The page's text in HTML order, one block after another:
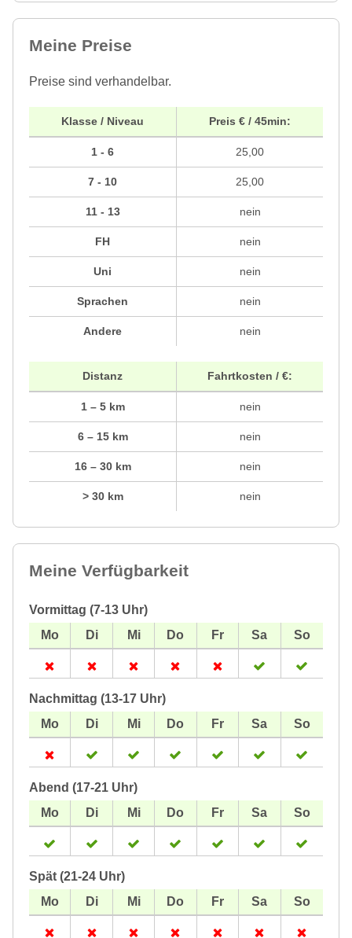
Meine Preise
Preise sind verhandelbar.
Klasse / Niveau
1 - 6
7 - 10
11 - 13
FH
Uni
Sprachen
Andere
Preis € / 45min:
25,00
25,00
nein
nein
nein
nein
nein
Distanz
1 – 5 km
6 – 15 km
16 – 30 km
> 30 km
Fahrtkosten / €:
nein
nein
nein
nein
Meine Verfügbarkeit
Vormittag (7-13 Uhr)
Nachmittag (13-17 Uhr)
Abend (17-21 Uhr)
Spät (21-24 Uhr)